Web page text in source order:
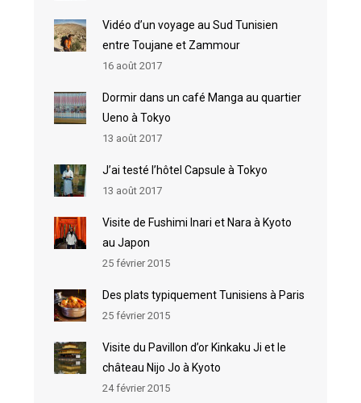
Vidéo d’un voyage au Sud Tunisien
entre Toujane et Zammour
16 août 2017
Dormir dans un café Manga au quartier
Ueno à Tokyo
13 août 2017
J’ai testé l’hôtel Capsule à Tokyo
13 août 2017
Visite de Fushimi Inari et Nara à Kyoto
au Japon
25 février 2015
Des plats typiquement Tunisiens à Paris
25 février 2015
Visite du Pavillon d’or Kinkaku Ji et le
château Nijo Jo à Kyoto
24 février 2015